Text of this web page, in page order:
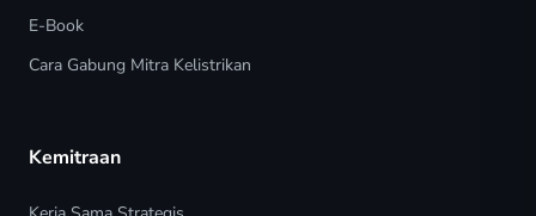
E-Book
Cara Gabung Mitra Kelistrikan
Kemitraan